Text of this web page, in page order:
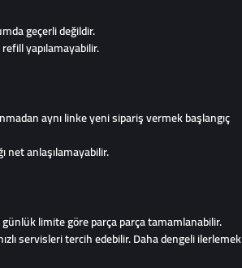
geçerli değildir.
yapılamayabilir.
aynı linke yeni sipariş vermek başlangıç
net anlaşılamayabilir.
günlük limite göre parça parça tamamlanabilir.
servisleri tercih edebilir. Daha dengeli ilerlemek